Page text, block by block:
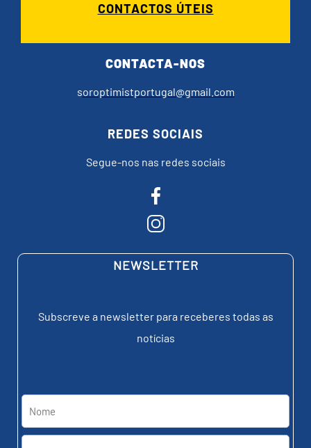
CONTACTOS ÚTEIS
CONTACTA-NOS
soroptimistportugal@gmail.com
REDES SOCIAIS
Segue-nos nas redes sociais
NEWSLETTER
Subscreve a newsletter para receberes todas as
notícias